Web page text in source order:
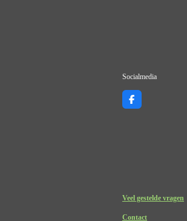
Socialmedia
F
a
Veel gestelde vragen
Contact